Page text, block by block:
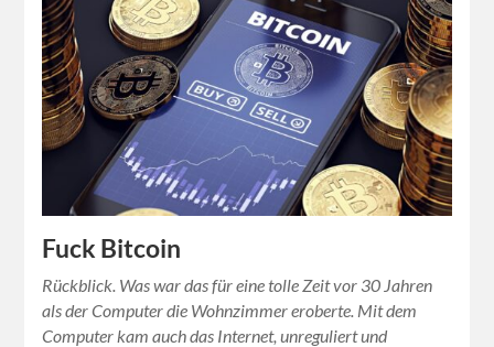
Fuck Bitcoin
Rückblick. Was war das für eine tolle Zeit vor 30 Jahren
als der Computer die Wohnzimmer eroberte. Mit dem
Computer kam auch das Internet, unreguliert und